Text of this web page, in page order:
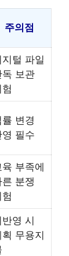
주의점
지털 파일
독 보관
험
률 변경
영 필수
육 부족에
른 분쟁
험
반영 시
획 무용지